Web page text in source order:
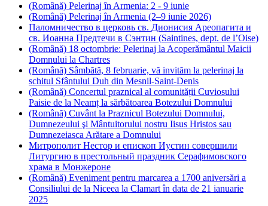
(Română) Pelerinaj în Armenia: 2 - 9 iunie
(Română) Pelerinaj în Armenia (2–9 iunie 2026)
Паломничество в церковь св. Дионисия Ареопагита и
св. Иоанна Предтечи в Сэнтин (Saintines, dept. de l’Оise)
(Română) 18 octombrie: Pelerinaj la Acoperământul Maicii
Domnului la Chartres
(Română) Sâmbătă, 8 februarie, vă invităm la pelerinaj la
schitul Sfântului Duh din Mesnil-Saint-Denis
(Română) Concertul praznical al comunității Cuviosului
Paisie de la Neamț la sărbătoarea Botezului Domnului
(Română) Cuvânt la Praznicul Botezului Domnului,
Dumnezeului şi Mântuitorului nostru Iisus Hristos sau
Dumnezeiasca Arătare a Domnului
Митрополит Нестор и епископ Иустин совершили
Литургию в престольный праздник Серафимовского
храма в Монжероне
(Română) Eveniment pentru marcarea a 1700 aniversări a
Consiliului de la Niceea la Clamart în data de 21 ianuarie
2025